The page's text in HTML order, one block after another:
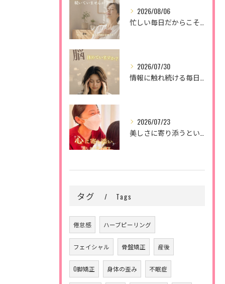
2026/08/06
忙しい毎日だからこそ、
2026/07/30
情報に触れ続ける毎日。
2026/07/23
美しさに寄り添うということ。
タグ Tags
倦怠感 ハーブピーリング
フェイシャル 骨盤矯正 産後
O脚矯正 身体の歪み 不眠症